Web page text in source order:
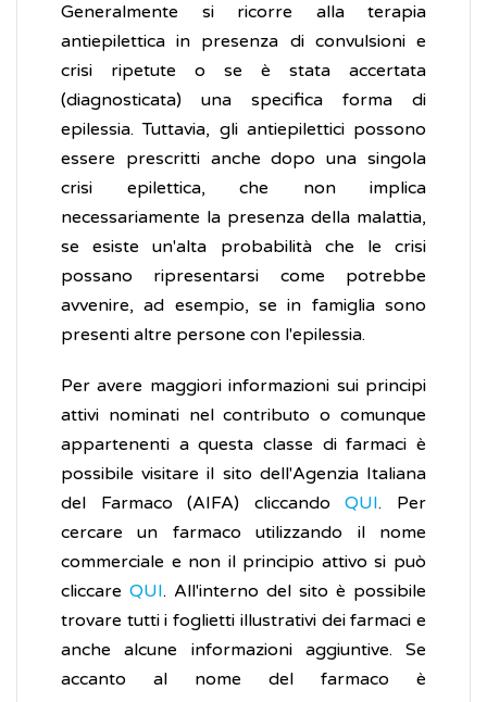
Generalmente si ricorre alla terapia
antiepilettica in presenza di convulsioni e
crisi ripetute o se è stata accertata
(diagnosticata) una specifica forma di
epilessia. Tuttavia, gli antiepilettici possono
essere prescritti anche dopo una singola
crisi epilettica, che non implica
necessariamente la presenza della malattia,
se esiste un'alta probabilità che le crisi
possano ripresentarsi come potrebbe
avvenire, ad esempio, se in famiglia sono
presenti altre persone con l'epilessia.
Per avere maggiori informazioni sui principi
attivi nominati nel contributo o comunque
appartenenti a questa classe di farmaci è
possibile visitare il sito dell'Agenzia Italiana
del Farmaco (AIFA) cliccandoQUI. Per
cercare un farmaco utilizzando il nome
commerciale e non il principio attivo si può
cliccare QUI. All'interno del sito è possibile
trovare tutti i foglietti illustrativi dei farmaci e
anche alcune informazioni aggiuntive. Se
accanto al nome del farmaco è